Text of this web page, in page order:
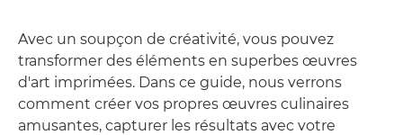
Avec un soupçon de créativité, vous pouvez
transformer des éléments en superbes œuvres
d'art imprimées. Dans ce guide, nous verrons
comment créer vos propres œuvres culinaires
amusantes, capturer les résultats avec votre